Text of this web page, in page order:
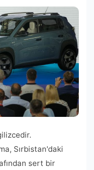
Sırbistan'daki
sert bir